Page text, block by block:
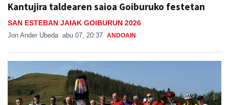
Kantujira taldearen saioa Goiburuko festetan
SAN ESTEBAN JAIAK GOIBURUN 2026
Jon Ander Ubeda abu 07, 20:37 ANDOAIN